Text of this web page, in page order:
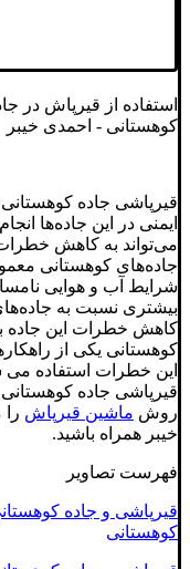
استفاده از قیرپاش در
کوهستانی - احمدی خیبر
قیرپاشی جاده
ایمنی در این جاده‌ها
می‌تواند به کاهش
جاده‌های کوهستانی
شرایط آب و هوایی
بیشتری نسبت به
کاهش خطرات این جاده
کوهستانی یکی از
این خطرات استفاده می
قیرپاشی جاده‌
روش ماشین قیرپاش
خیبر همراه باشید.
فهرست تصاویر
کوهستانی